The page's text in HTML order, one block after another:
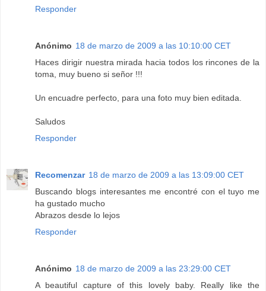
Responder
Anónimo 18 de marzo de 2009 a las 10:10:00 CET
Haces dirigir nuestra mirada hacia todos los rincones de la
toma, muy bueno si señor !!!
Un encuadre perfecto, para una foto muy bien editada.
Saludos
Responder
Recomenzar 18 de marzo de 2009 a las 13:09:00 CET
Buscando blogs interesantes me encontré con el tuyo me
ha gustado mucho
Abrazos desde lo lejos
Responder
Anónimo 18 de marzo de 2009 a las 23:29:00 CET
A beautiful capture of this lovely baby. Really like the